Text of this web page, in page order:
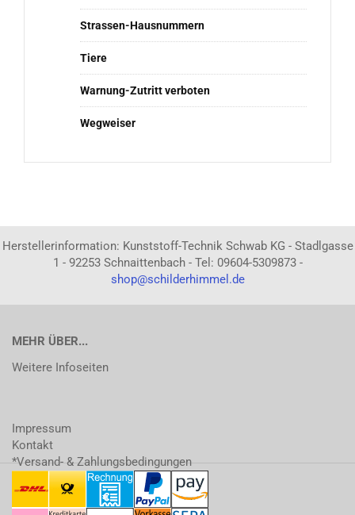
Strassen-Hausnummern
Tiere
Warnung-Zutritt verboten
Wegweiser
Herstellerinformation: Kunststoff-Technik Schwab KG - Stadlgasse
1 - 92253 Schnaittenbach - Tel: 09604-5309873 -
shop@schilderhimmel.de
MEHR ÜBER...
Weitere Infoseiten
Impressum
Kontakt
*Versand- & Zahlungsbedingungen